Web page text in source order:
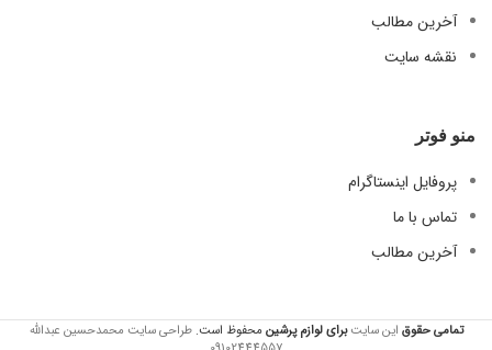
آخرین مطالب
نقشه سایت
منو فوتر
پروفایل اینستاگرام
تماس با ما
آخرین مطالب
تمامی حقوق این سایتبرای لوازمپرشین محفوظ است.طراحی سایت محمدحسین عبدالله